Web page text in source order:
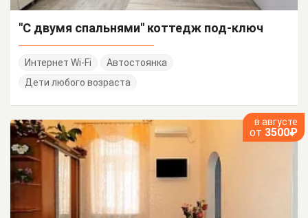
"С двумя спальнями" коттедж под-ключ
Интернет Wi-Fi
Автостоянка
Дети любого возраста
в августе
от 3500₽